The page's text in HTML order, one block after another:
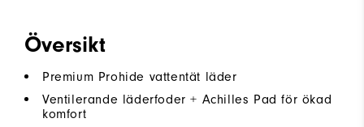
Översikt
Premium Prohide vattentät läder
Ventilerande läderfoder + Achilles Pad för ökad
komfort